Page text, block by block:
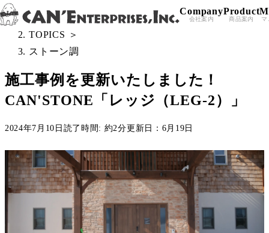
Skip to content
Company
会社案内
Product
商品案内 マ
All Posts ＞
TOPICS
＞
ストーン調
施工事例を更新いたしました！
CAN'STONE「レッジ（LEG-2）」
2024年7月10日 読了時間: 約2分更新日：6月19日